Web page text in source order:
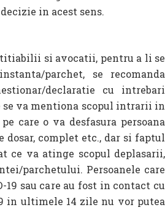
in acest sens.
si avocatii, pentru a li se
parchet, se recomanda
declaratie cu intrebari
se va mentiona scopul intrarii in
care o va desfasura persoana
dosar, complet etc., dar si faptul
ce va atinge scopul deplasarii,
parchetului. Persoanele care
19 sau care au fost in contact cu
in ultimele 14 zile nu vor putea